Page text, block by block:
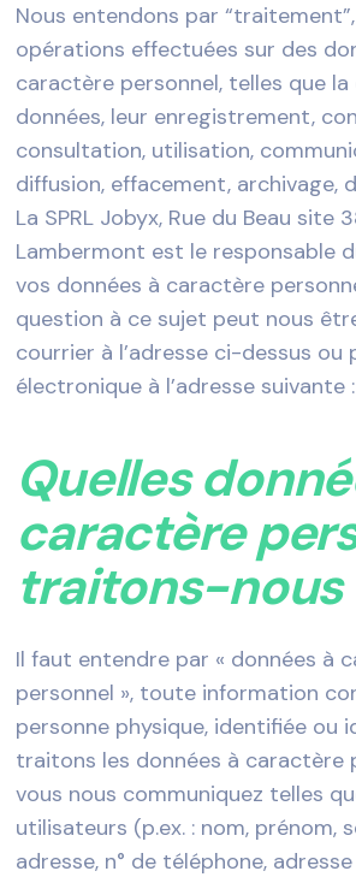
Nous entendons par
opérations effectuées sur des
caractère personnel, telles que
données, leur enregistrement,
consultation, utilisation,
diffusion, effacement, archivage,
La SPRL Jobyx, Rue du Beau site
Lambermont est le responsable
vos données à caractère
question à ce sujet peut nous
courrier à l’adresse ci-dessus ou
électronique à l’adresse suivante :
Quelles
caractère
traitons-nous
Il faut entendre par « données à
personnel », toute information
personne physique, identifiée ou
traitons les données à caractère
vous nous communiquez telles
utilisateurs (p.ex. : nom, prénom,
adresse, n° de téléphone,